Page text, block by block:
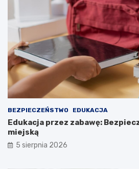
BEZPIECZEŃSTWO EDUKACJA
Edukacja przez zabawę:
miejską
5 sierpnia 2026